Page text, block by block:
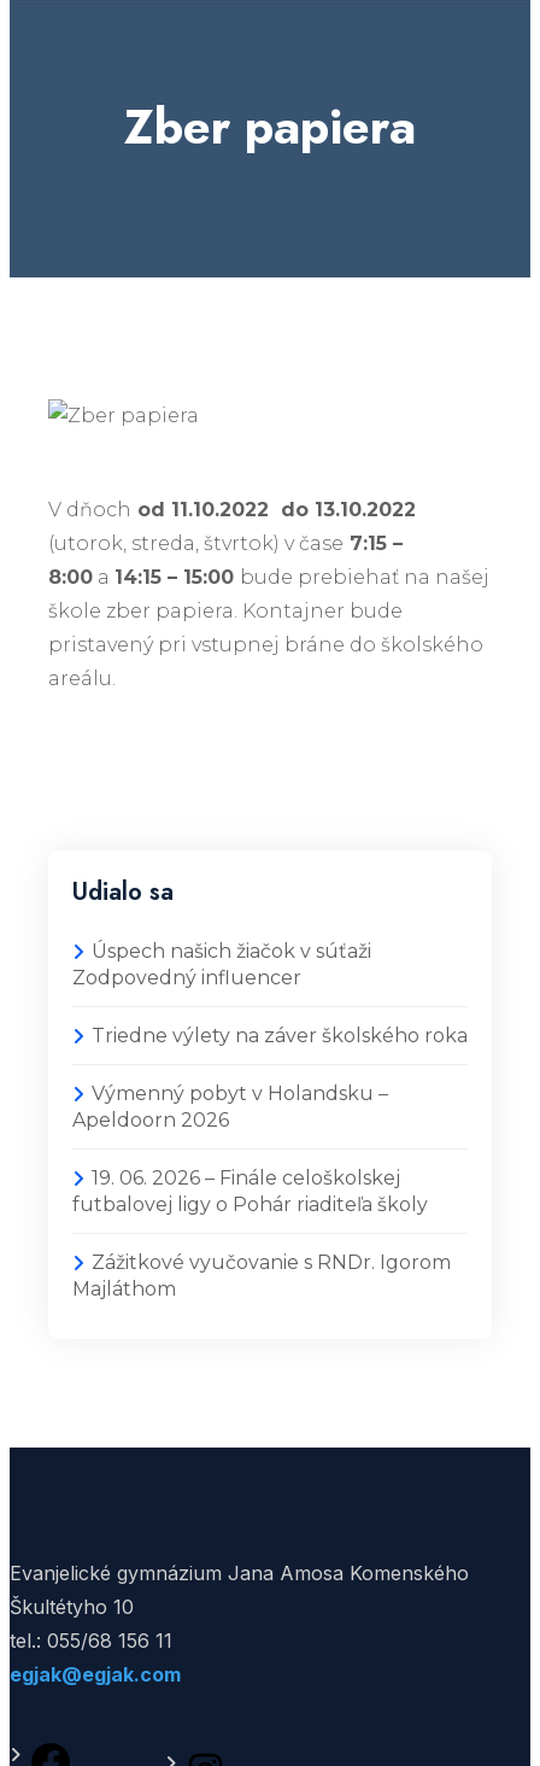
Zber papiera
V dňoch od 11.10.2022 do 13.10.2022
(utorok, streda, štvrtok) v čase 7:15 –
8:00 a 14:15 – 15:00 bude prebiehať na našej
škole zber papiera. Kontajner bude
pristavený pri vstupnej bráne do školského
areálu.
Udialo sa
Úspech našich žiačok v súťaži
Zodpovedný influencer
Triedne výlety na záver školského roka
Výmenný pobyt v Holandsku –
Apeldoorn 2026
19. 06. 2026 – Finále celoškolskej
futbalovej ligy o Pohár riaditeľa školy
Zážitkové vyučovanie s RNDr. Igorom
Majláthom
Evanjelické gymnázium Jana Amosa Komenského
Škultétyho 10
tel.: 055/68 156 11
egjak@egjak.com